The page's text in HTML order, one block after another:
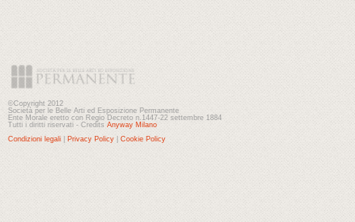
©Copyright 2012
Società per le Belle Arti ed Esposizione Permanente
Ente Morale eretto con Regio Decreto n.1447-22 settembre 1884
Tutti i diritti riservati - Credits Anyway Milano
Condizioni legali
Privacy Policy Cookie Policy